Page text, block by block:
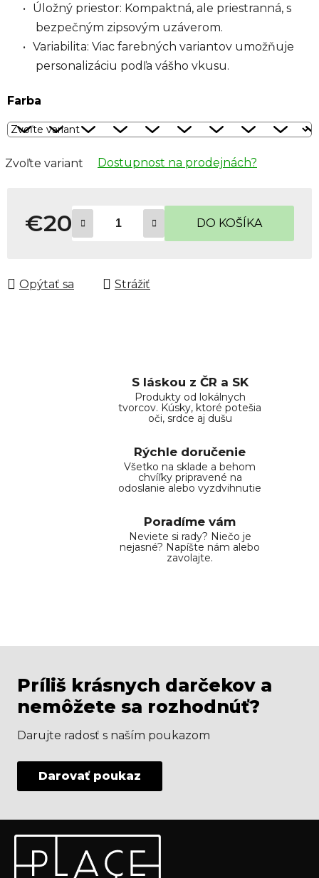
Úložný priestor: Kompaktná, ale priestranná, s
bezpečným zipsovým uzáverom.
Variabilita: Viac farebných variantov umožňuje
personalizáciu podľa vášho vkusu.
Farba
Zvoľte variant Dostupnost na prodejnách?
€20 DO KOŠÍKA
Opýtať sa Strážiť
S láskou z ČR a SK
Produkty od lokálnych
tvorcov. Kúsky, ktoré potešia
oči, srdce aj dušu
Rýchle doručenie
Všetko na sklade a behom
chvíľky pripravené na
odoslanie alebo vyzdvihnutie
Poradíme vám
Neviete si rady? Niečo je
nejasné? Napíšte nám alebo
zavolajte.
Príliš krásnych darčekov a
nemôžete sa rozhodnúť?
Darujte radosť s naším poukazom
Darovať poukaz
Odoberať newsletter
Vložte svoj e-mail a my Vám budeme zasielať informácie